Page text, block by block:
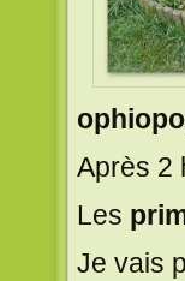
Après 2
Les
Je vais